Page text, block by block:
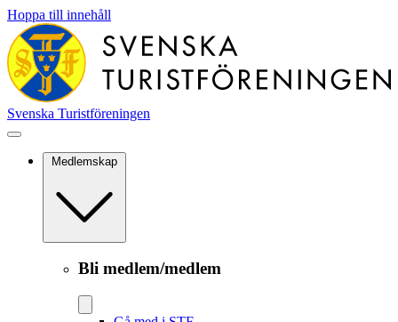
Hoppa till innehåll
Svenska Turistföreningen
Medlemskap
Bli medlem/medlem